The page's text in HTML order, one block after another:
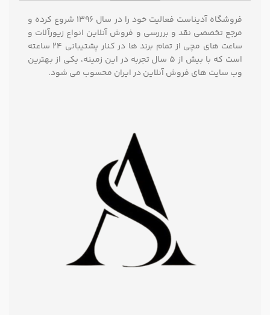
فروشگاه آدیناست فعالیت خود را در سال ۱۳۹۶ شروع کرده و
مرجع تخصصی نقد و برررسی و فروش آنلاین انواع زیورآلات و
ساعت های مچی از تمام برند ها در کنار پشتیبانی ۲۴ ساعته
است که با بیش از 5 سال تجربه در این زمینه، یکی از بهترین
وب سایت های فروش آنلاین در ایران محسوب می شود.